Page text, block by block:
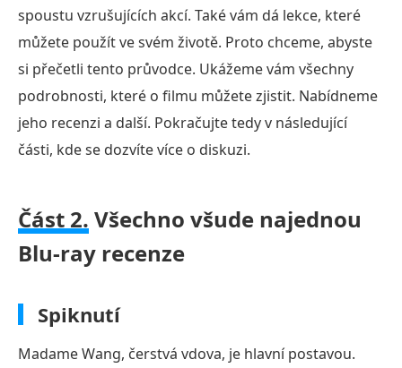
spoustu vzrušujících akcí. Také vám dá lekce, které
můžete použít ve svém životě. Proto chceme, abyste
si přečetli tento průvodce. Ukážeme vám všechny
podrobnosti, které o filmu můžete zjistit. Nabídneme
jeho recenzi a další. Pokračujte tedy v následující
části, kde se dozvíte více o diskuzi.
Část 2. Všechno všude najednou
Blu-ray recenze
Spiknutí
Madame Wang, čerstvá vdova, je hlavní postavou.